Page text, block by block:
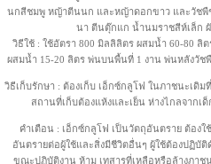
นกสีชมพู หญ้าตีนนก และหญ้าดอกขาว และวัชพืช
นา ตีนตุ๊กแก น้ำนมราชสีห์เล็ก
วิธีใช้ : ใช้อัตรา 800 มิลลิลิตร ผสมน้ำ 60-80
ผสมน้ำ 15-20 ลิตร พ่นบนพื้นที่ 1 งาน พ่นหลังวัช
วิธีเก็บรักษา : ต้องเก็บ เอ็กซ์กลูโฟ ในภาชนะเ
สถานที่เก็บต้องแห้งและเย็น ห่างไกลจากเ
คำเตือน : เอ็กซ์กลูโฟ เป็นวัตถุอันตราย ต้องใ
อันตรายต่อผู้ใช้และสิ่งมีชีวิตอื่นๆ ผู้ใช้ต้องปฏิบั
ขณะปฏิบัติงาน ห้าม เทสารที่เหลือหรือล้างภา